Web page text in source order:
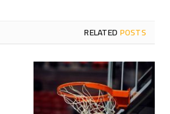
RELATEDPOSTS